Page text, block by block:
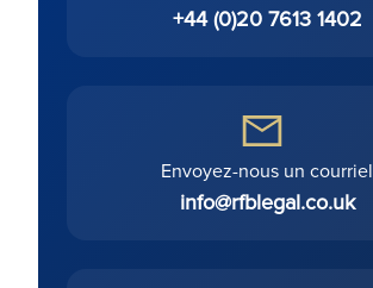
+44 (0)20 7613 1402
Envoyez-nous un courriel
info@rfblegal.co.uk